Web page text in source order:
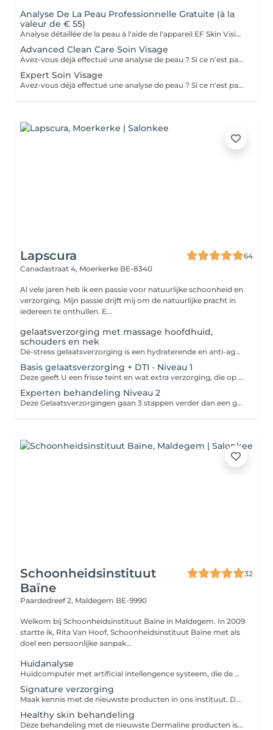
Analyse De La Peau Professionnelle Gratuite (à la
valeur de € 55)
Analyse détaillée de la peau à l'aide de l'appareil EF Skin Vision. Chaque peau est unique, c'est pourquoi nous analysons ensemble les besoins actuels de votre peau. L'appareil d'analyse de la peau effectue une analyse numérique complète. En quelques minutes, il détermine l'identité de votre peau, sur la base de 9 mesures spécifiques : hydratation, excès de sébum, élasticité, desquamation, pores, taches pigmentaires, pattes d'oie, rides du front, couperose.
Advanced Clean Care Soin Visage
Avez-vous déjà effectué une analyse de peau ? Si ce n'est pas le cas, veuillez réserver une analyse de peau. Si vous ne le faites pas, nous ne pourrons malheureusement pas réaliser le soin dans son intégralité. Le soin Expert est très efficace grâce à la précision de techniques manuelles spécifiques, associées à des produits de soin professionnels hautement actifs. En fonction de votre ID Skin, nous traitons en profondeur les besoins de votre peau.
Expert Soin Visage
Avez-vous déjà effectué une analyse de peau ? Si ce n'est pas le cas, veuillez réserver une analyse de peau. Si vous ne le faites pas, nous ne pourrons malheureusement pas réaliser le soin dans son intégralité. Le soin Expert est très efficace grâce à la précision de techniques manuelles spécifiques, associées à des produits de soin professionnels hautement actifs. En fonction de votre ID Skin, nous traitons en profondeur les besoins de votre peau.
Lapscura
64
Canadastraat 4, Moerkerke BE-8340
Al vele jaren heb ik een passie voor natuurlijke schoonheid en
verzorging. Mijn passie drijft mij om de natuurlijke pracht in
iedereen te onthullen. E...
gelaatsverzorging met massage hoofdhuid,
schouders en nek
De-stress gelaatsverzorging is een hydraterende en anti-age gelaatsverzorging met massage, geniet hier van pure relaxatie en verzorging, de verzorging is voor mannen en vrouwen! Op het einde krijgt U de oogcrème van Radiance C+ mee naar huis cadeau!
Basis gelaatsverzorging + DTI - Niveau 1
Deze geeft U een frisse teint en wat extra verzorging, die op regelmatige basis herhaald moet worden.
Experten behandeling Niveau 2
Deze Gelaatsverzorgingen gaan 3 stappen verder dan een gewone basis gelaatsverzorging. Voor een top boost met langdurige en diepere werking kies je voor deze verzorgingen! Als U niet goed weet welke het best voor Uw huid past, dan bespreken wij het samen op het moment zelf. SkinReset, Ideaal voor behandeling 1! Begin van 0, de detox van de huid. Radiance C+, een gezonde glow met extreme vitamine C inwerking! (frisse gezonde glow) Hydraluronic, ideaal bij huiden met vocht te kort, droge huiden SRNS, topper in anti-age lift en onmiddellijk resultaat
Schoonheidsinstituut
Baïne
32
Paardedreef 2, Maldegem BE-9990
Welkom bij Schoonheidsinstituut Baïne in Maldegem. In 2009
startte ik, Rita Van Hoof, Schoonheidsinstituut Baïne met als
doel een persoonlijke aanpak...
Huidanalyse
Huidcomputer met artificial intellengence systeem, die de huid op 10 punten meet.
Signature verzorging
Maak kennis met de nieuwste producten in ons instituut. Dermaline een belgisch merk dat staat voor huidverbetering en well-being.
Healthy skin behandeling
Deze behandeling met de nieuwste Dermaline producten is bedoeld om de huid terug in balans te zetten. Deze verzorging zorgt voor een terug goed, werkende en gezonde huid. Inclusief 20 min ledlichttherapie.